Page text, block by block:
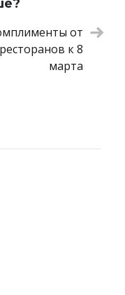
от
ресторанов к 8
марта